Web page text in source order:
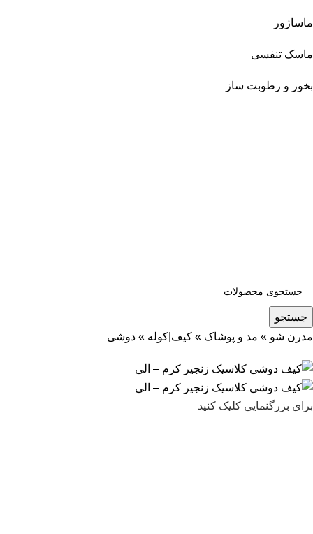
ماساژور
ماسک تنفسی
بخور و رطوبت ساز
جستجو
مدرن شو » مد و پوشاک » کیف|کوله » دوشی
برای بزرگنمایی کلیک کنید